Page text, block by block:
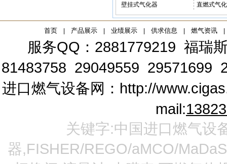
壁挂式气化器
直燃式气
首页 | 产品展示 | 业绩展示 | 供求信息 | 燃气资讯 |
服务QQ：2881779219 福瑞
81483758 29049559 29571699
进口燃气设备网： http://
mail:
关键字:中国进口燃气设
器,FISHER/REGO/aMCO/